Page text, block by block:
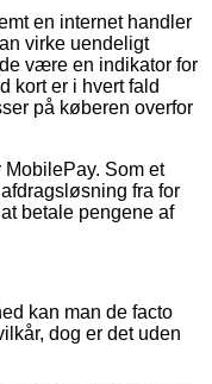
en internet handler
virke uendeligt
være en indikator for
kort er i hvert fald
på køberen overfor
Som et
fra for
betale pengene af
kan man de facto
dog er det uden